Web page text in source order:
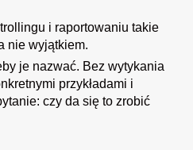
i raportowaniu takie
nie wyjątkiem.
je nazwać. Bez wytykania
przykładami i
czy da się to zrobić